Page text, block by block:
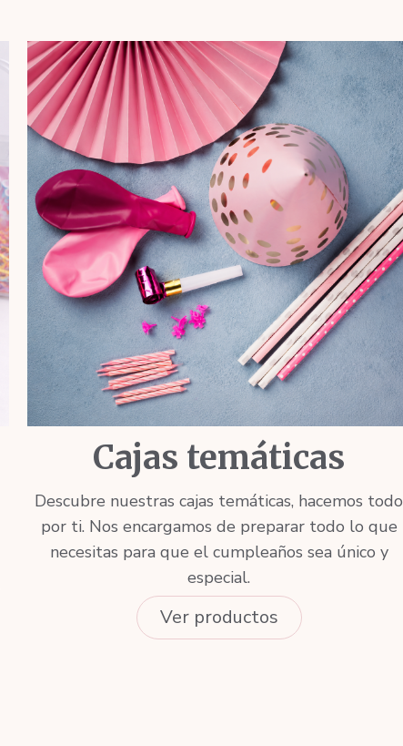
Cajas temáticas
Descubre nuestras cajas temáticas, hacemos todo
por ti. Nos encargamos de preparar todo lo que
necesitas para que el cumpleaños sea único y
especial.
Ver productos